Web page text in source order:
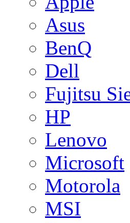
Asus
BenQ
Dell
Fujitsu
HP
Lenovo
Microsoft
Motorola
MSI